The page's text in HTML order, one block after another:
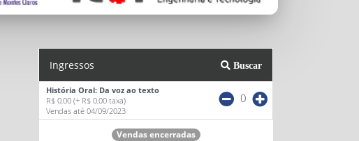
Ingressos Buscar
História Oral: Da voz ao texto
R$ 0,00 (+ R$ 0,00 taxa)
Vendas até 04/09/2023
0
Vendas encerradas